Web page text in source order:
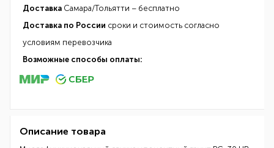
Доставка Самара/Тольятти – бесплатно
Доставка по России сроки и стоимость согласно
условиям перевозчика
Возможные способы оплаты:
Описание товара